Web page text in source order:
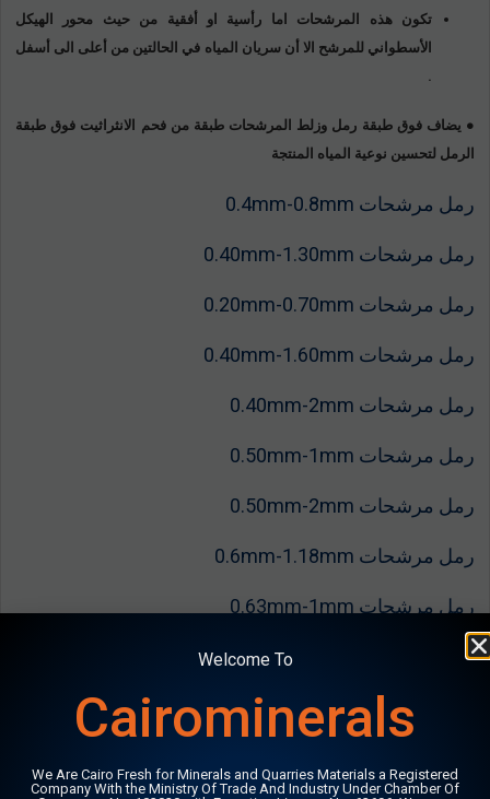
تكون هذه المرشحات اما رأسية او أفقية من حيث محور الهيكل
الأسطواني للمرشح الا أن سريان المياه في الحالتين من أعلى الى أسفل
● يضاف فوق طبقة رمل وزلط المرشحات طبقة من فحم الانثراثيت فوق طبقة
الرمل لتحسين نوعية المياه المنتجة
رمل مرشحات 0.4mm-0.8mm
رمل مرشحات 0.40mm-1.30mm
رمل مرشحات 0.20mm-0.70mm
رمل مرشحات 0.40mm-1.60mm
رمل مرشحات 0.40mm-2mm
رمل مرشحات 0.50mm-1mm
رمل مرشحات 0.50mm-2mm
رمل مرشحات 0.6mm-1.18mm
رمل مرشحات 0.63mm-1mm
رمل مرشحات 0.60mm-1.50mm
رمل مرشحات 0.60mm-2mm
Welcome To
Cairominerals
We Are Cairo Fresh for Minerals and Quarries Materials a Registered
Company With the Ministry Of Trade And Industry Under Chamber Of